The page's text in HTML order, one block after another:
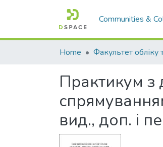
Communities &
Home
Практикум з
вид., доп. і